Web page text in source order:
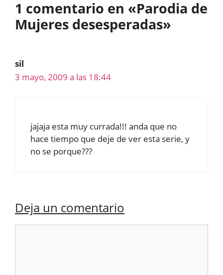
1 comentario en «Parodia de
Mujeres desesperadas»
sil
3 mayo, 2009 a las 18:44
jajaja esta muy currada!!! anda que no
hace tiempo que deje de ver esta serie, y
no se porque???
Deja un comentario